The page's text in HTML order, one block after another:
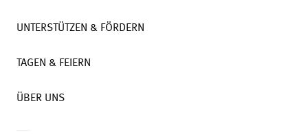
UNTERSTÜTZEN & FÖRDERN
TAGEN & FEIERN
ÜBER UNS